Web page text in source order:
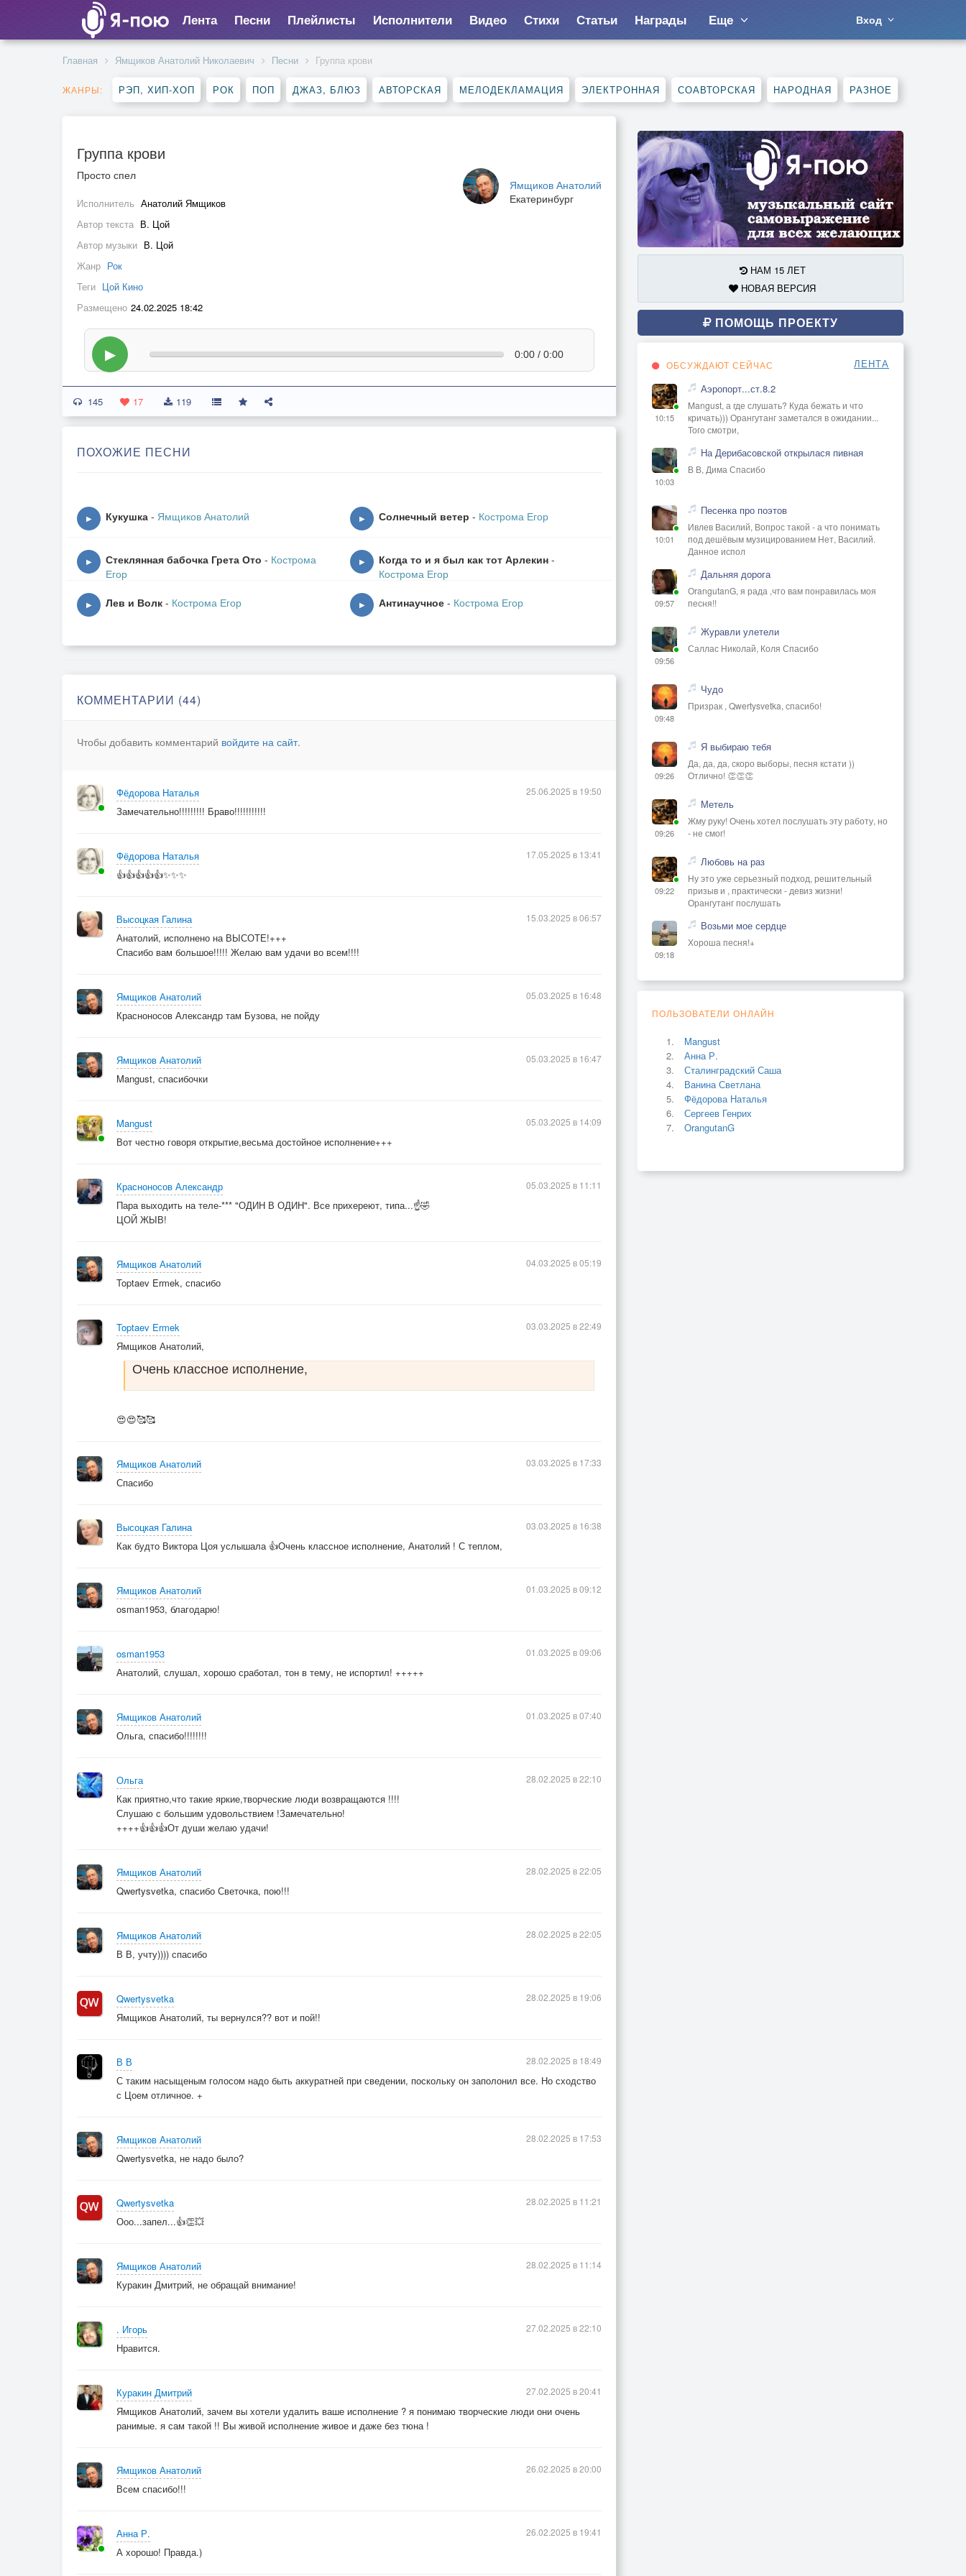
Лента Песни Плейлисты Исполнители Видео Стихи Статьи Награды Еще Вход
Главная Ямщиков Анатолий Николаевич Песни Группа крови
ЖАНРЫ: РЭП, ХИП-ХОП РОК ПОП ДЖАЗ, БЛЮЗ АВТОРСКАЯ МЕЛОДЕКЛАМАЦИЯ ЭЛЕКТРОННАЯ СОАВТОРСКАЯ НАРОДНАЯ РАЗНОЕ
Группа крови
Ямщиков Анатолий
Екатеринбург
Просто спел
Исполнитель Анатолий Ямщиков
Автор текста В. Цой
Автор музыки В. Цой
Жанр Рок
Теги Цой Кино
Размещено 24.02.2025 18:42
▶ 0:00 / 0:00
145 17 119
ПОХОЖИЕ ПЕСНИ
▶ Кукушка - Ямщиков Анатолий ▶ Солнечный ветер - Кострома Егор
▶ Стеклянная бабочка Грета Ото - Кострома
Егор
▶ Когда то и я был как тот Арлекин -
Кострома Егор
▶ Лев и Волк - Кострома Егор ▶ Антинаучное - Кострома Егор
КОММЕНТАРИИ (44)
Чтобы добавить комментарий войдите на сайт.
Фёдорова Наталья
Замечательно!!!!!!!!! Браво!!!!!!!!!!!
25.06.2025 в 19:50
Фёдорова Наталья
👍👍👍👍👍✨✨✨
17.05.2025 в 13:41
Высоцкая Галина
Анатолий, исполнено на ВЫСОТЕ!+++
Спасибо вам большое!!!!! Желаю вам удачи во всем!!!!
15.03.2025 в 06:57
Ямщиков Анатолий
Красноносов Александр там Бузова, не пойду
05.03.2025 в 16:48
Ямщиков Анатолий
Mangust, спасибочки
05.03.2025 в 16:47
Mangust
Вот честно говоря открытие,весьма достойное исполнение+++
05.03.2025 в 14:09
Красноносов Александр
Пара выходить на теле-*** "ОДИН В ОДИН". Все прихереют, типа...☝🤣
ЦОЙ ЖЫВ!
05.03.2025 в 11:11
Ямщиков Анатолий
Toptaev Ermek, спасибо
04.03.2025 в 05:19
Toptaev Ermek
Ямщиков Анатолий,
Очень классное исполнение,
😍😍🥰🥰
03.03.2025 в 22:49
Ямщиков Анатолий
Спасибо
03.03.2025 в 17:33
Высоцкая Галина
Как будто Виктора Цоя услышала 👍Очень классное исполнение, Анатолий ! С теплом,
03.03.2025 в 16:38
Ямщиков Анатолий
osman1953, благодарю!
01.03.2025 в 09:12
osman1953
Анатолий, слушал, хорошо сработал, тон в тему, не испортил! +++++
01.03.2025 в 09:06
Ямщиков Анатолий
Ольга, спасибо!!!!!!!!
01.03.2025 в 07:40
Ольга
Как приятно,что такие яркие,творческие люди возвращаются !!!!
Слушаю с большим удовольствием !Замечательно!
++++👍👍👍От души желаю удачи!
28.02.2025 в 22:10
Ямщиков Анатолий
Qwertysvetka, спасибо Светочка, пою!!!
28.02.2025 в 22:05
Ямщиков Анатолий
В В, учту)))) спасибо
28.02.2025 в 22:05
Qwertysvetka
Ямщиков Анатолий, ты вернулся?? вот и пой!!
28.02.2025 в 19:06
В В
С таким насыщеным голосом надо быть аккуратней при сведении, поскольку он заполонил все. Но сходство
с Цоем отличное. +
28.02.2025 в 18:49
Ямщиков Анатолий
Qwertysvetka, не надо было?
28.02.2025 в 17:53
Qwertysvetka
Ооо...запел...👍👏💥
28.02.2025 в 11:21
Ямщиков Анатолий
Куракин Дмитрий, не обращай внимание!
28.02.2025 в 11:14
. Игорь
Нравится.
27.02.2025 в 22:10
Куракин Дмитрий
Ямщиков Анатолий, зачем вы хотели удалить ваше исполнение ? я понимаю творческие люди они очень
ранимые. я сам такой !! Вы живой исполнение живое и даже без тюна !
27.02.2025 в 20:41
Ямщиков Анатолий
Всем спасибо!!!
26.02.2025 в 20:00
Анна Р.
А хорошо! Правда.)
26.02.2025 в 19:41
НАМ 15 ЛЕТ
НОВАЯ ВЕРСИЯ
ПОМОЩЬ ПРОЕКТУ
ОБСУЖДАЮТ СЕЙЧАС ЛЕНТА
10:15
Аэропорт...ст.8.2
Mangust, а где слушать? Куда бежать и что
кричать))) Орангутанг заметался в ожидании...
Того смотри,
10:03
На Дерибасовской открылася пивная
В В, Дима Спасибо
10:01
Песенка про поэтов
Ивлев Василий, Вопрос такой - а что понимать
под дешёвым музицированием Нет, Василий.
Данное испол
09:57
Дальняя дорога
OrangutanG, я рада ,что вам понравилась моя
песня!!
09:56
Журавли улетели
Саллас Николай, Коля Спасибо
09:48
Чудо
Призрак , Qwertysvetka, спасибо!
09:26
Я выбираю тебя
Да, да, да, скоро выборы, песня кстати ))
Отлично! 👏👏👏
09:26
Метель
Жму руку! Очень хотел послушать эту работу, но
- не смог!
09:22
Любовь на раз
Ну это уже серьезный подход, решительный
призыв и , практически - девиз жизни!
Орангутанг послушать
09:18
Возьми мое сердце
Хороша песня!+
ПОЛЬЗОВАТЕЛИ ОНЛАЙН
Mangust
Анна Р.
Сталинградский Саша
Ванина Светлана
Фёдорова Наталья
Сергеев Генрих
OrangutanG